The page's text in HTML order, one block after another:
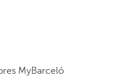
MyBarceló